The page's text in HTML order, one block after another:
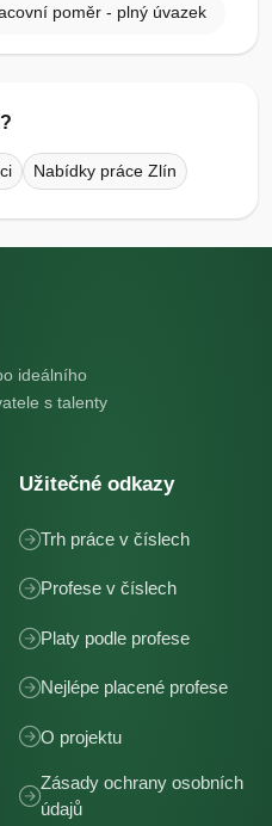
poměr - plný úvazek
Nabídky práce Zlín
ideálního
s talenty
Užitečné odkazy
Trh práce v číslech
Profese v číslech
Platy podle profese
Nejlépe placené profese
O projektu
Zásady ochrany osobních
údajů